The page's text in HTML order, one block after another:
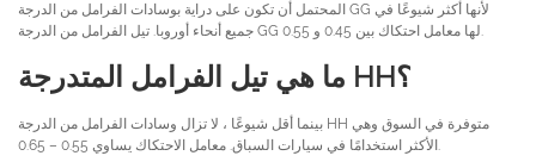
المحتمل أن تكون على دراية بوسادات الفرامل من الدرجة GG لأنها أكثر شيوعًا في
جميع أنحاء أوروبا. تيل الفرامل من الدرجة GG لها معامل احتكاك بين 0.45 و 0.55.
ما هي تيل الفرامل المتدرجة HH؟
بينما أقل شيوعًا ، لا تزال وسادات الفرامل من الدرجة HH متوفرة في السوق وهي
الأكثر استخدامًا في سيارات السباق. معامل الاحتكاك يساوي 0.55 – 0.65.